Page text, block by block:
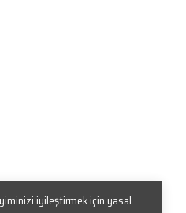
iyileştirmek için yasal